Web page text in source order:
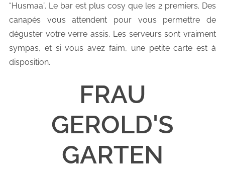
“Husmaa”. Le bar est plus cosy que les 2 premiers. Des
canapés vous attendent pour vous permettre de
déguster votre verre assis. Les serveurs sont vraiment
sympas, et si vous avez faim, une petite carte est à
disposition.
FRAU
GEROLD'S
GARTEN